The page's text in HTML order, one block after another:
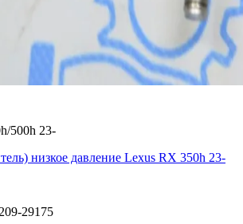
500h 23-
низкое давление Lexus RX 350h 23-
29175